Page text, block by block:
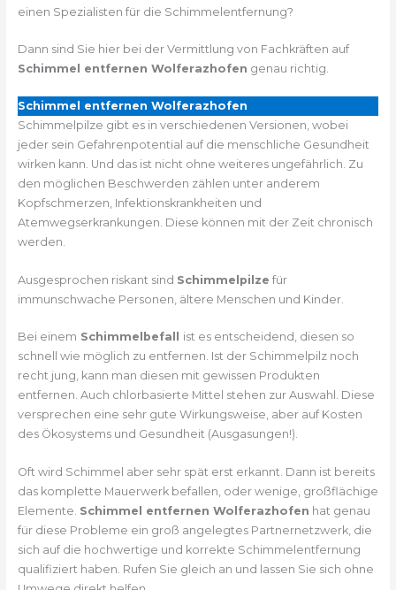
einen Spezialisten für die Schimmelentfernung?
Dann sind Sie hier bei der Vermittlung von Fachkräften auf
Schimmel entfernen Wolferazhofen genau richtig.
Schimmel entfernen Wolferazhofen
Schimmelpilze gibt es in verschiedenen Versionen, wobei
jeder sein Gefahrenpotential auf die menschliche Gesundheit
wirken kann. Und das ist nicht ohne weiteres ungefährlich. Zu
den möglichen Beschwerden zählen unter anderem
Kopfschmerzen, Infektionskrankheiten und
Atemwegserkrankungen. Diese können mit der Zeit chronisch
werden.
Ausgesprochen riskant sind Schimmelpilze für
immunschwache Personen, ältere Menschen und Kinder.
Bei einem Schimmelbefall ist es entscheidend, diesen so
schnell wie möglich zu entfernen. Ist der Schimmelpilz noch
recht jung, kann man diesen mit gewissen Produkten
entfernen. Auch chlorbasierte Mittel stehen zur Auswahl. Diese
versprechen eine sehr gute Wirkungsweise, aber auf Kosten
des Ökosystems und Gesundheit (Ausgasungen!).
Oft wird Schimmel aber sehr spät erst erkannt. Dann ist bereits
das komplette Mauerwerk befallen, oder wenige, großflächige
Elemente. Schimmel entfernen Wolferazhofen hat genau
für diese Probleme ein groß angelegtes Partnernetzwerk, die
sich auf die hochwertige und korrekte Schimmelentfernung
qualifiziert haben. Rufen Sie gleich an und lassen Sie sich ohne